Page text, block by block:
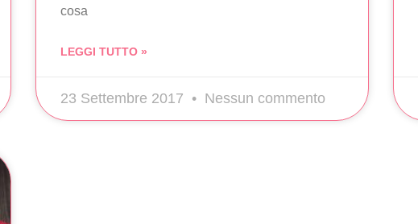
cosa
LEGGI TUTTO »
23 Settembre 2017 Nessun commento